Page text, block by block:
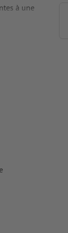
à une
pour les